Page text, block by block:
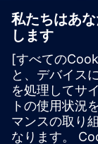
Siemensでは、
チブは、適用さ
ます。